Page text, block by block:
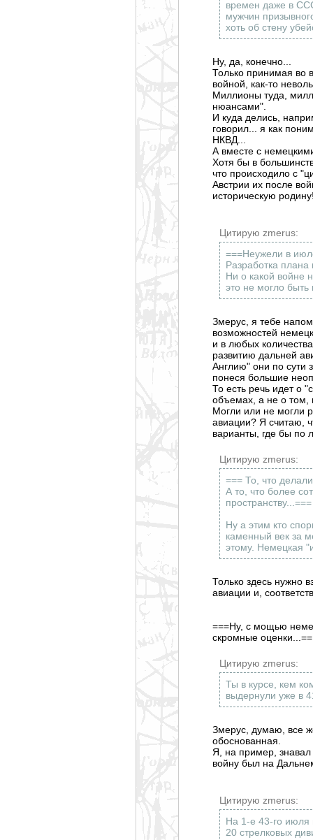
времен даже в
мужчин
хоть об стену
Ну, да, конечно...
Только принимая во
войной, как-то
Миллионы туда,
нюансами".
И куда делись,
говорил... я как
НКВД...
А вместе с
Хотя бы в
что происходило с
Австрии их после
историческую
Цитирую zmerus:
===Неужели в
Разработка
Ни о какой войне
это не могло быть
Змерус, я тебе
возможностей
и в любых
развитию дальней
Англию" они по сути
понеся большие
То есть речь идет о
объемах, а не о том,
Могли или не могли
авиации? Я считаю,
варианты, где бы по
Цитирую zmerus:
=== То, что
А то, что более
пространству...===
Ну а этим кто
каменный век за
этому. Немецкая
Только здесь нужно
авиации и,
===Ну, с мощью
скромные оценки...==
Цитирую zmerus:
Ты в курсе, кем
выдернули уже в
Змерус, думаю, все
обоснованная.
Я, на пример, знавал
войну был на
Цитирую zmerus:
На 1-е 43-го июля
20 стрелковых